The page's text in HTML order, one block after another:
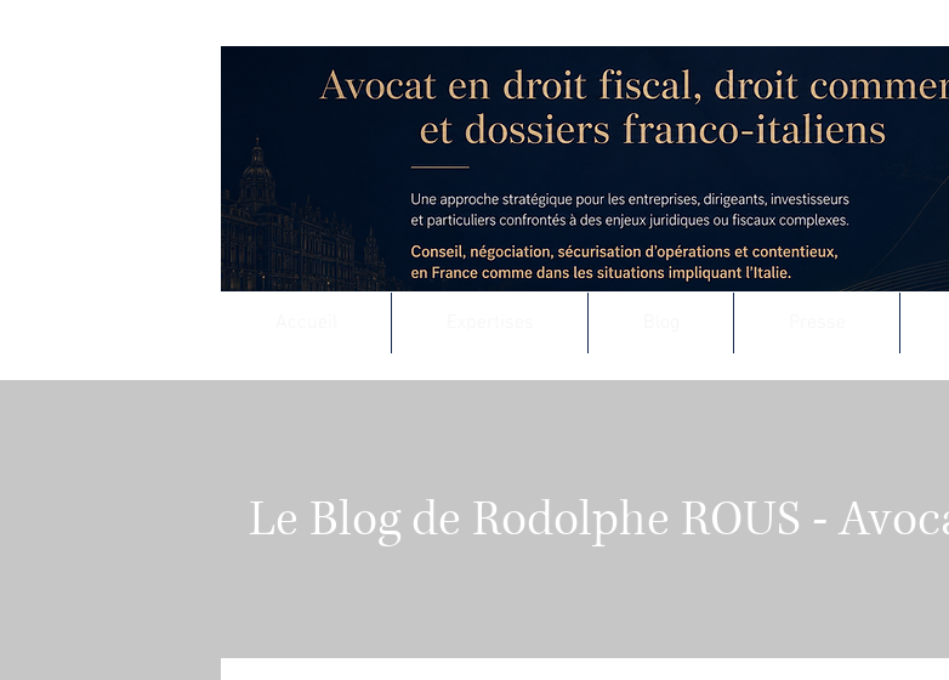
RODOLPHE ROUS - AVOCAT AU BARREAU DE LYON
Accompagnement juridique & fiscal des entreprises
Conseil stratégique et défense contentieuse, en France comme à
Le Blog de Rodolphe ROUS -